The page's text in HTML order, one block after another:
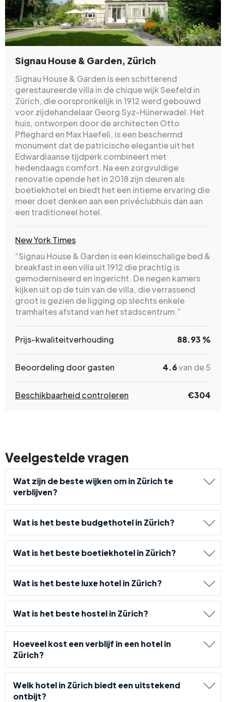
Signau House & Garden, Zürich
Signau House & Garden is een schitterend
gerestaureerde villa in de chique wijk Seefeld in
Zürich, die oorspronkelijk in 1912 werd gebouwd
voor zijdehandelaar Georg Syz-Hünerwadel. Het
huis, ontworpen door de architecten Otto
Pfleghard en Max Haefeli, is een beschermd
monument dat de patricische elegantie uit het
Edwardiaanse tijdperk combineert met
hedendaags comfort. Na een zorgvuldige
renovatie opende het in 2018 zijn deuren als
boetiekhotel en biedt het een intieme ervaring die
meer doet denken aan een privéclubhuis dan aan
een traditioneel hotel.
New York Times
“Signau House & Garden is een kleinschalige bed &
breakfast in een villa uit 1912 die prachtig is
gemoderniseerd en ingericht. De negen kamers
kijken uit op de tuin van de villa, die verrassend
groot is gezien de ligging op slechts enkele
tramhaltes afstand van het stadscentrum.”
Prijs-kwaliteitverhouding 88.93 %
Beoordeling door gasten 4.6van de 5
Beschikbaarheid controleren €304
Veelgestelde vragen
Wat zijn de beste wijken om in Zürich te
verblijven?
Wat is het beste budgethotel in Zürich?
Wat is het beste boetiekhotel in Zürich?
Wat is het beste luxe hotel in Zürich?
Wat is het beste hostel in Zürich?
Hoeveel kost een verblijf in een hotel in
Zürich?
Welk hotel in Zürich biedt een uitstekend
ontbijt?